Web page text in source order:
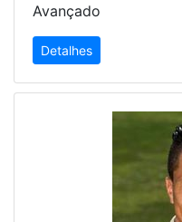
Avançado
Detalhes